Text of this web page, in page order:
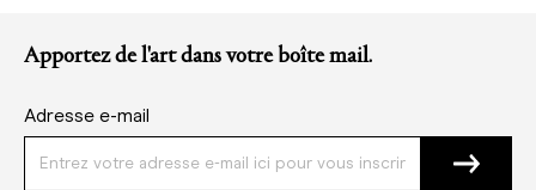
Apportez de l'art dans votre boîte mail.
Adresse e-mail